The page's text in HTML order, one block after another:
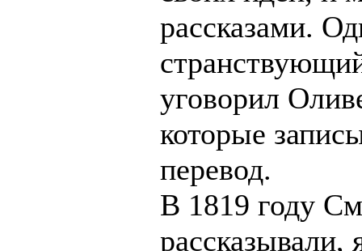
рассказами.
уговорил
которые
перевод.
В 1819 году
рассказывали,